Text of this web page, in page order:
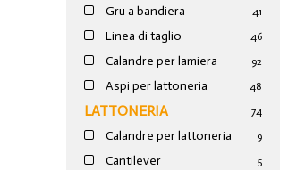
Gru a bandiera 41
Linea di taglio 46
Calandre per lamiera 92
Aspi per lattoneria 48
LATTONERIA 74
Calandre per lattoneria 9
Cantilever 5